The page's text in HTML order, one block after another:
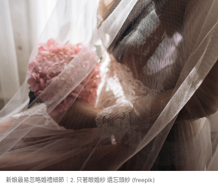
新娘最易忽略婚禮細節｜2. 只著眼婚紗 遺忘頭紗 (freepik)